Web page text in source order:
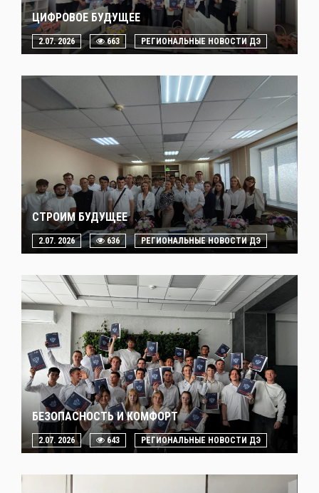
ЦИФРОВОЕ БУДУЩЕЕ
2.07. 2026 663 РЕГИОНАЛЬНЫЕ НОВОСТИ ДЭ
СТРОИМ БУДУЩЕЕ
2.07. 2026 636 РЕГИОНАЛЬНЫЕ НОВОСТИ ДЭ
БЕЗОПАСНОСТЬ И КОМФОРТ
2.07. 2026 643 РЕГИОНАЛЬНЫЕ НОВОСТИ ДЭ